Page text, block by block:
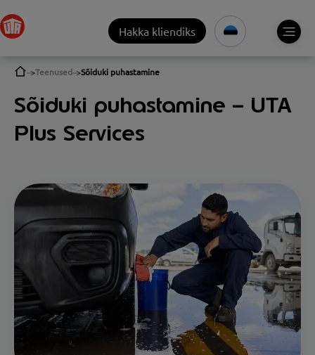
Hakka kliendiks
Teenused Sõiduki puhastamine
Sõiduki puhastamine – UTA
Plus Services